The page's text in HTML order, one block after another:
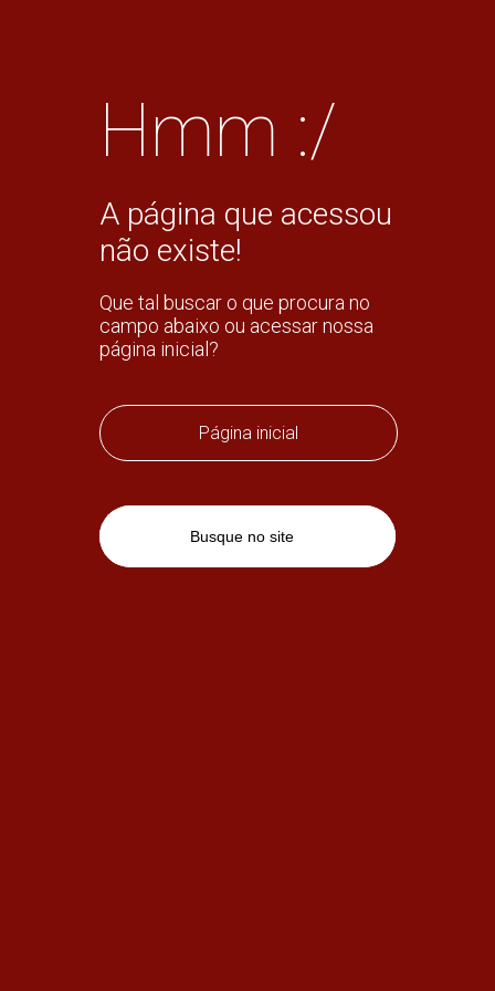
Hmm :/
A página que acessou
não existe!
Que tal buscar o que procura no
campo abaixo ou acessar nossa
página inicial?
Página inicial